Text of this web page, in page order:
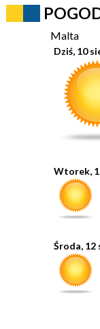
Malta
Dziś, 10
Wtorek,
Środa, 12